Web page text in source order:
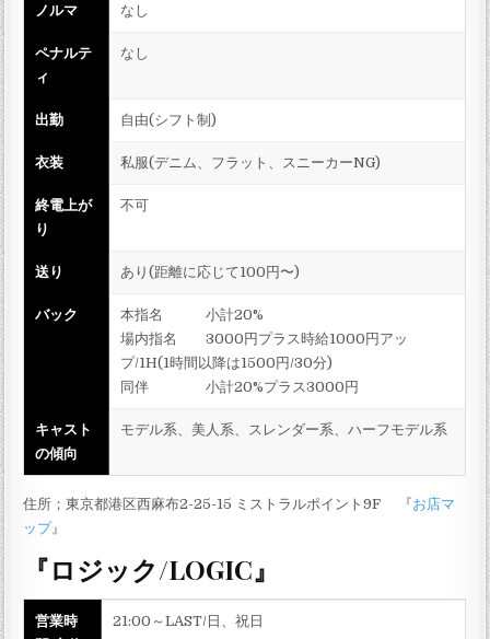
ノルマ なし
ペナルテ
ィ
なし
出勤 自由(シフト制)
衣装 私服(デニム、フラット、スニーカーNG)
終電上が
り
不可
送り あり(距離に応じて100円〜)
バック
本指名 小計20%
場内指名 3000円プラス時給1000円アッ
プ/1H(1時間以降は1500円/30分)
同伴 小計20%プラス3000円
キャスト
の傾向
モデル系、美人系、スレンダー系、ハーフモデル系
住所；東京都港区西麻布2-25-15 ミストラルポイント9F 『お店マ
ップ』
『ロジック/LOGIC』
営業時
21:00～LAST/日、祝日